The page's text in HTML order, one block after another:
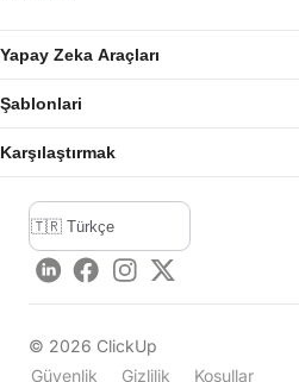
Yapay Zeka Araçları
Şablonlari
Karşılaştırmak
LinkedInFacebook
Instagram
Twitter
© 2026 ClickUp
Güvenlik
Gizlilik Koşullar